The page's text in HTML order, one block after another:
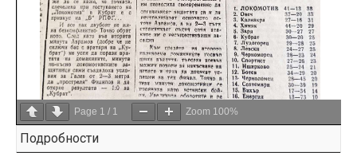
Page 1 / 1 Zoom 100%
Подробности